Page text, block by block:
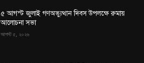
৫ আগস্ট জুলাই গণঅভ্যুত্থান দিবস উপলক্ষে রুমায়
আলোচনা সভা
আগস্ট ৫, ২০২৬